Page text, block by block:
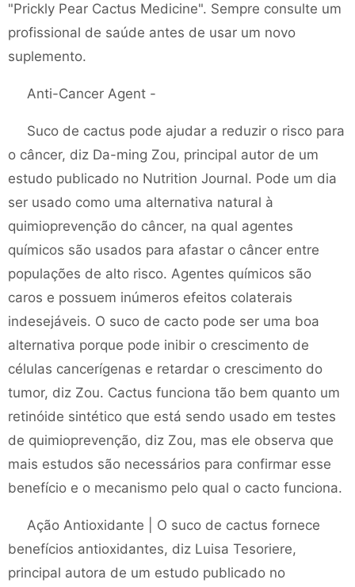
"Prickly Pear Cactus Medicine". Sempre consulte um
profissional de saúde antes de usar um novo
suplemento.
Anti-Cancer Agent -
Suco de cactus pode ajudar a reduzir o risco para
o câncer, diz Da-ming Zou, principal autor de um
estudo publicado no Nutrition Journal. Pode um dia
ser usado como uma alternativa natural à
quimioprevenção do câncer, na qual agentes
químicos são usados ​​para afastar o câncer entre
populações de alto risco. Agentes químicos são
caros e possuem inúmeros efeitos colaterais
indesejáveis. O suco de cacto pode ser uma boa
alternativa porque pode inibir o crescimento de
células cancerígenas e retardar o crescimento do
tumor, diz Zou. Cactus funciona tão bem quanto um
retinóide sintético que está sendo usado em testes
de quimioprevenção, diz Zou, mas ele observa que
mais estudos são necessários para confirmar esse
benefício e o mecanismo pelo qual o cacto funciona.
Ação Antioxidante | O suco de cactus fornece
benefícios antioxidantes, diz Luisa Tesoriere,
principal autora de um estudo publicado no